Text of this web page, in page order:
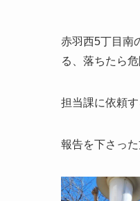
赤羽西5丁目南
る、落ちたら
担当課に依頼
報告を下さっ